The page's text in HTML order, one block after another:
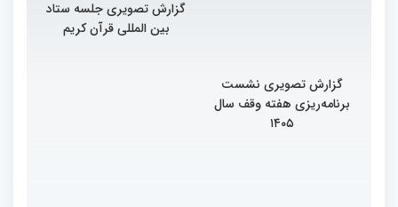
گزارش تصویری نشست
برنامه‌ریزی هفته وقف سال
۱۴۰۵